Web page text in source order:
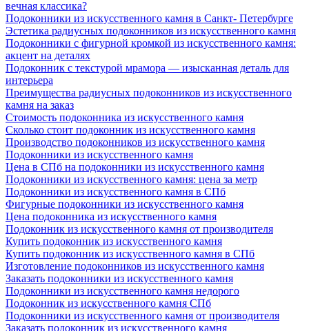
вечная классика?
Подоконники из искусственного камня в Санкт- Петербурге
Эстетика радиусных подоконников из искусственного камня
Подоконники с фигурной кромкой из искусственного камня:
акцент на деталях
Подоконник с текстурой мрамора — изысканная деталь для
интерьера
Преимущества радиусных подоконников из искусственного
камня на заказ
Стоимость подоконника из искусственного камня
Сколько стоит подоконник из искусственного камня
Производство подоконников из искусственного камня
Подоконники из искусственного камня
Цена в СПб на подоконники из искусственного камня
Подоконники из искусственного камня: цена за метр
Подоконники из искусственного камня в СПб
Фигурные подоконники из искусственного камня
Цена подоконника из искусственного камня
Подоконник из искусственного камня от производителя
Купить подоконник из искусственного камня
Купить подоконник из искусственного камня в СПб
Изготовление подоконников из искусственного камня
Заказать подоконники из искусственного камня
Подоконники из искусственного камня недорого
Подоконник из искусственного камня СПб
Подоконники из искусственного камня от производителя
Заказать подоконник из искусственного камня